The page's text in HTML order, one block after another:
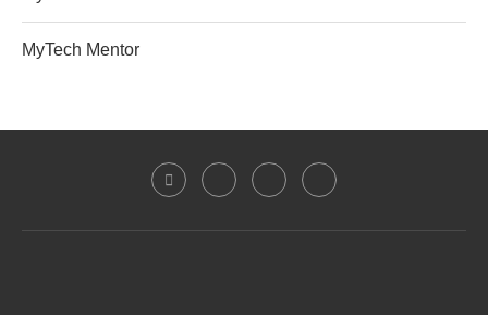
MyTech Mentor